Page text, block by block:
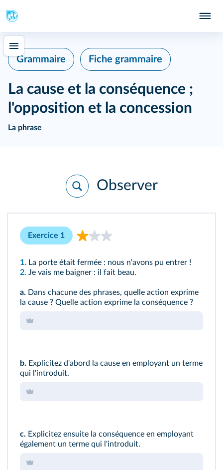
Grammaire Fiche grammaire
La cause et la conséquence ;
l'opposition et la concession
La phrase
Observer
Exercice 1
1. La porte était fermée : nous n'avons pu entrer !
2. Je vais me baigner : il fait beau.
a. Dans chacune des phrases, quelle action exprime
la cause ? Quelle action exprime la conséquence ?
b. Explicitez d'abord la cause en employant un terme
qui l'introduit.
c. Explicitez ensuite la conséquence en employant
également un terme qui l'introduit.